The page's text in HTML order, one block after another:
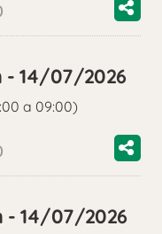
- 14/07/2026
a 09:00)
- 14/07/2026